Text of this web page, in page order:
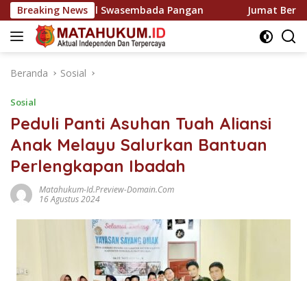
Langsung
ke
konten
Breaking News
Kawal Swasembada Pangan Jumat Berkah Polsek
Beranda Sosial
Sosial
Peduli Panti Asuhan Tuah Aliansi
Anak Melayu Salurkan Bantuan
Perlengkapan Ibadah
Matahukum-Id.preview-Domain.com
16 Agustus 2024